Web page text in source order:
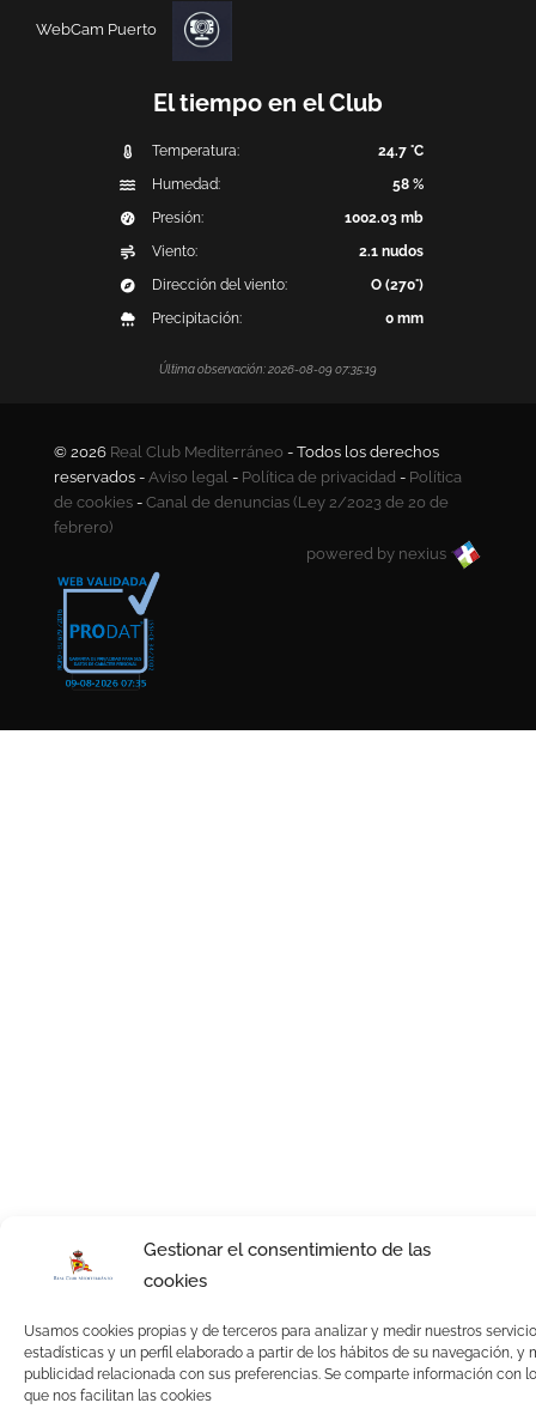
Gestionar el consentimiento de las
cookies
Usamos cookies propias y de terceros para analizar y medir nuestros
estadísticas y un perfil elaborado a partir de los hábitos de su navegación, y
publicidad relacionada con sus preferencias. Se comparte información con
que nos facilitan las cookies
WebCam Puerto
El tiempo en el Club
Temperatura:
24.7 °C
Humedad:
58 %
Presión:
1002.03 mb
Viento:
2.1 nudos
Dirección del viento:
O (270°)
Precipitación:
0 mm
Última observación: 2026-08-09 07:35:19
© 2026 Real Club Mediterráneo - Todos los derechos
reservados - Aviso legal - Política de privacidad - Política
de cookies - Canal de denuncias (Ley 2/2023 de 20 de
febrero)
powered by nexius